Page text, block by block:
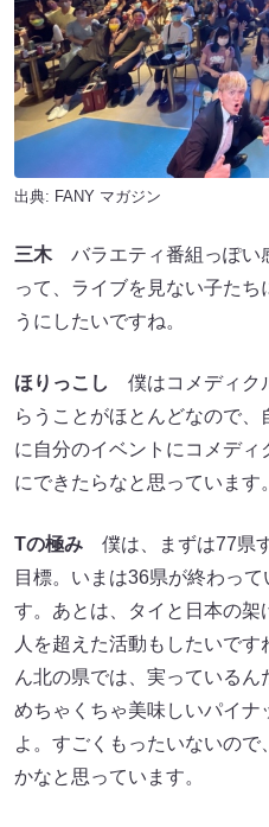
出典: FANY マガジン
三木バラエティ番組っぽい
って、ライブを見ない子た
うにしたいですね。
ほりっこし
僕はコメディク
らうことがほとんどなので
に自分のイベントにコメデ
にできたらなと思っています。
Tの極み 僕は、まずは77県
目標。いまは36県が終わっ
す。あとは、タイと日本の
人を超えた活動もしたいで
ん北の県では、実っているん
めちゃくちゃ美味しいパイ
よ。すごくもったいないの
かなと思っています。